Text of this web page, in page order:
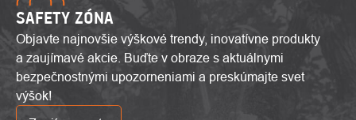
SAFETY ZÓNA
Objavte najnovšie výškové trendy, inovatívne produkty
a zaujímavé akcie. Buďte v obraze s aktuálnymi
bezpečnostnými upozorneniami a preskúmajte svet
výšok!